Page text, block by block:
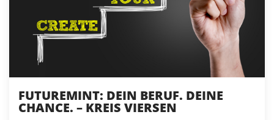
FUTUREMINT: DEIN BERUF. DEINE
CHANCE. – KREIS VIERSEN